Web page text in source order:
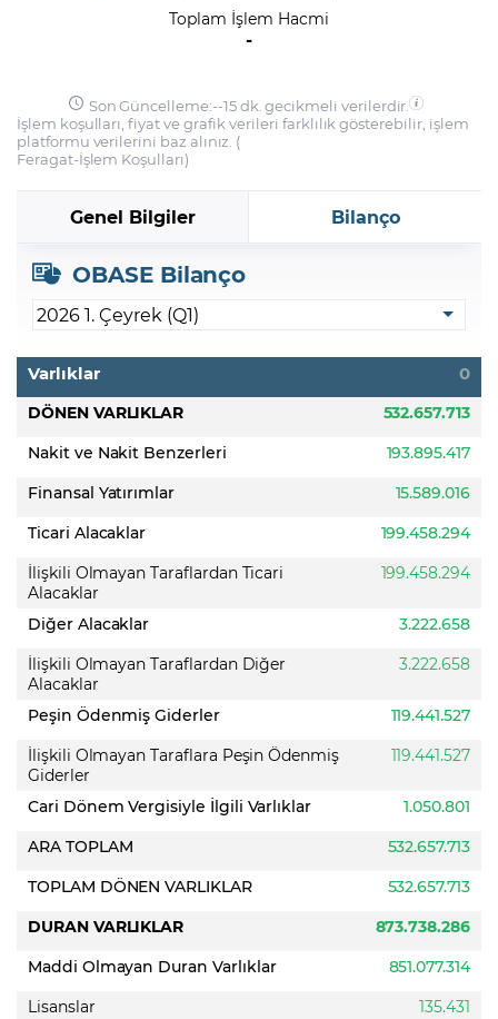
Toplam İşlem Hacmi
-
Son Güncelleme:--15 dk. gecikmeli verilerdir.
İşlem koşulları, fiyat ve grafik verileri farklılık gösterebilir, işlem
platformu verilerini baz alınız. (
Feragat-İşlem Koşulları)
Genel Bilgiler Bilanço
OBASE Bilanço
Varlıklar 0
DÖNEN VARLIKLAR
532.657.713
Nakit ve Nakit Benzerleri
193.895.417
Finansal Yatırımlar
15.589.016
Ticari Alacaklar
199.458.294
İlişkili Olmayan Taraflardan Ticari
Alacaklar
199.458.294
Diğer Alacaklar
3.222.658
İlişkili Olmayan Taraflardan Diğer
Alacaklar
3.222.658
Peşin Ödenmiş Giderler
119.441.527
İlişkili Olmayan Taraflara Peşin Ödenmiş
Giderler
119.441.527
Cari Dönem Vergisiyle İlgili Varlıklar
1.050.801
ARA TOPLAM
532.657.713
TOPLAM DÖNEN VARLIKLAR
532.657.713
DURAN VARLIKLAR
873.738.286
Maddi Olmayan Duran Varlıklar
851.077.314
Lisanslar
135.431